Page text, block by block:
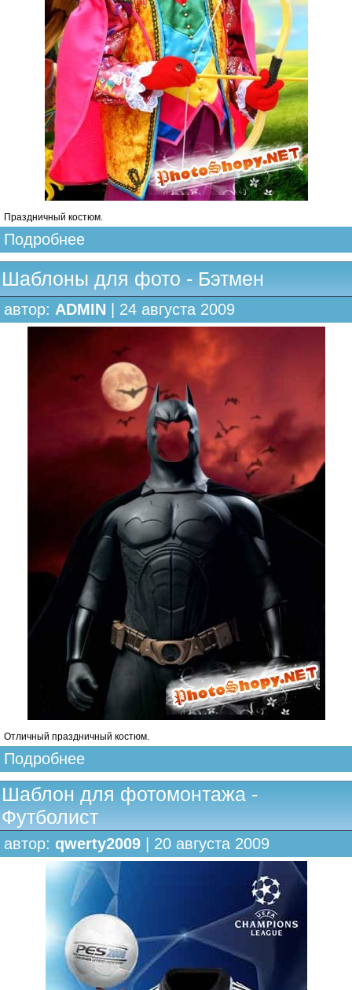
Праздничный костюм.
Подробнее
Шаблоны для фото - Бэтмен
автор: ADMIN | 24 августа 2009
Отличный праздничный костюм.
Подробнее
Шаблон для фотомонтажа -
Футболист
автор: qwerty2009 | 20 августа 2009